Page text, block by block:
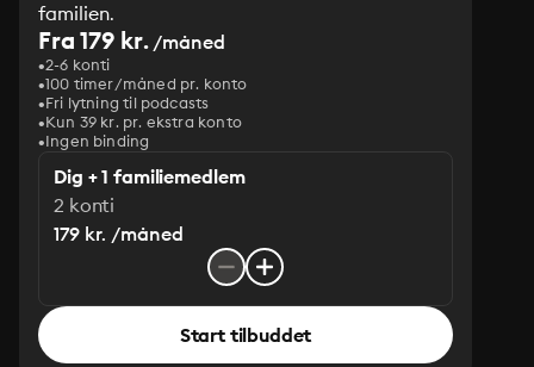
familien.
Fra 179 kr./måned
2-6 konti
100 timer/måned pr. konto
Fri lytning til podcasts
Kun 39 kr. pr. ekstra konto
Ingen binding
Dig + 1 familiemedlem
2 konti
179 kr. /måned
Start tilbuddet